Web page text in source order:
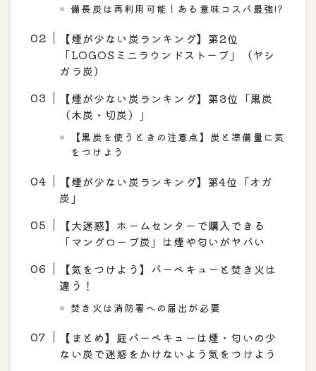
備長炭は再利用可能！ある意味コスパ最強!?
【煙が少ない炭ランキング】第2位
「LOGOSミニラウンドストーブ」（ヤシ
ガラ炭）
【煙が少ない炭ランキング】第3位「黒炭
（木炭・切炭）」
【黒炭を使うときの注意点】炭と準備量に気
をつけよう
【煙が少ない炭ランキング】第4位「オガ
炭」
【大迷惑】ホームセンターで購入できる
「マングローブ炭」は煙や匂いがヤバい
【気をつけよう】バーベキューと焚き火は
違う！
焚き火は消防署への届出が必要
【まとめ】庭バーベキューは煙・匂いの少
ない炭で迷惑をかけないよう気をつけよう